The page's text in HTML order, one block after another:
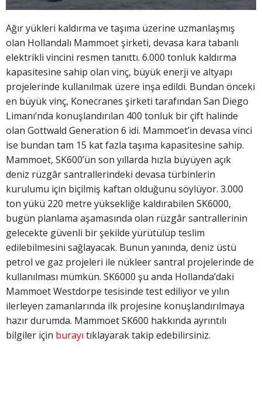
Ağır yükleri kaldırma ve taşıma üzerine uzmanlaşmış
olan Hollandalı Mammoet şirketi, devasa kara tabanlı
elektrikli vincini resmen tanıttı. 6.000 tonluk kaldırma
kapasitesine sahip olan vinç, büyük enerji ve altyapı
projelerinde kullanılmak üzere inşa edildi. Bundan önceki
en büyük vinç, Konecranes şirketi tarafından San Diego
Limanı’nda konuşlandırılan 400 tonluk bir çift halinde
olan Gottwald Generation 6 idi. Mammoet’in devasa vinci
ise bundan tam 15 kat fazla taşıma kapasitesine sahip.
Mammoet, SK600’ün son yıllarda hızla büyüyen açık
deniz rüzgâr santrallerindeki devasa türbinlerin
kurulumu için biçilmiş kaftan olduğunu söylüyor. 3.000
ton yükü 220 metre yüksekliğe kaldırabilen SK6000,
bugün planlama aşamasında olan rüzgâr santrallerinin
gelecekte güvenli bir şekilde yürütülüp teslim
edilebilmesini sağlayacak. Bunun yanında, deniz üstü
petrol ve gaz projeleri ile nükleer santral projelerinde de
kullanılması mümkün. SK6000 şu anda Hollanda’daki
Mammoet Westdorpe tesisinde test ediliyor ve yılın
ilerleyen zamanlarında ilk projesine konuşlandırılmaya
hazır durumda. Mammoet SK600 hakkında ayrıntılı
bilgiler için burayı tıklayarak takip edebilirsiniz.